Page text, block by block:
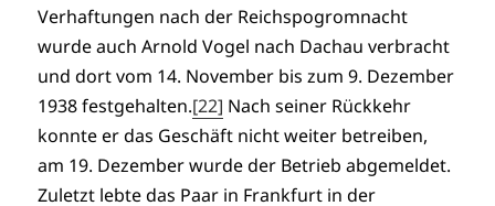
Verhaftungen nach der Reichspogromnacht
wurde auch Arnold Vogel nach Dachau verbracht
und dort vom 14. November bis zum 9. Dezember
1938 festgehalten.[22] Nach seiner Rückkehr
konnte er das Geschäft nicht weiter betreiben,
am 19. Dezember wurde der Betrieb abgemeldet.
Zuletzt lebte das Paar in Frankfurt in der